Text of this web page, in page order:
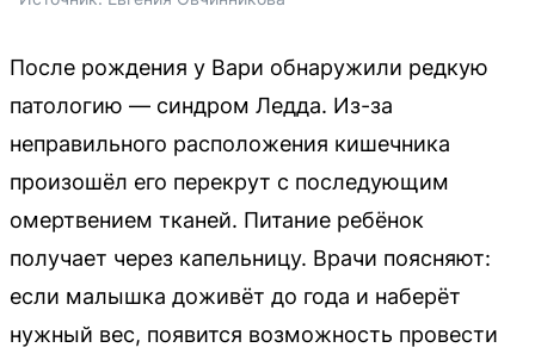
После рождения у Вари обнаружили редкую
патологию — синдром Ледда. Из-за
неправильного расположения кишечника
произошёл его перекрут с последующим
омертвением тканей. Питание ребёнок
получает через капельницу. Врачи поясняют:
если малышка доживёт до года и наберёт
нужный вес, появится возможность провести